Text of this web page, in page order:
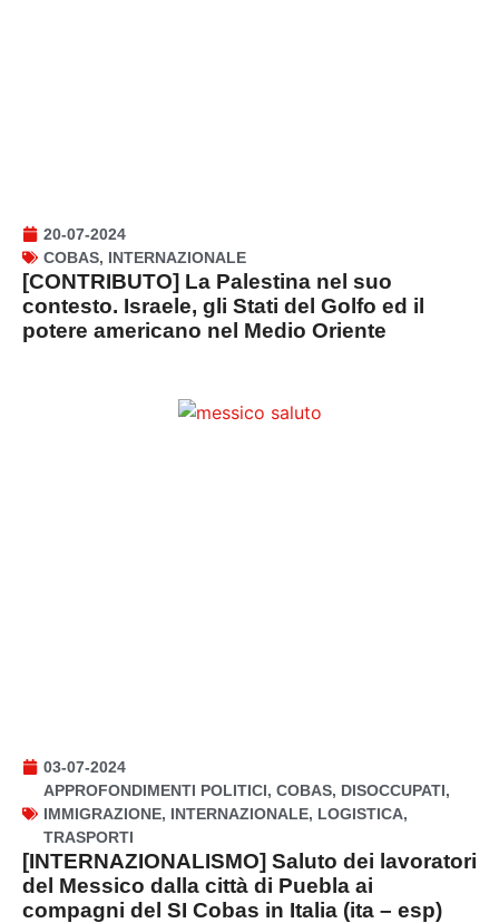
20-07-2024
COBAS, INTERNAZIONALE
[CONTRIBUTO] La Palestina nel suo
contesto. Israele, gli Stati del Golfo ed il
potere americano nel Medio Oriente
03-07-2024
APPROFONDIMENTI POLITICI, COBAS, DISOCCUPATI,
IMMIGRAZIONE, INTERNAZIONALE, LOGISTICA,
TRASPORTI
[INTERNAZIONALISMO] Saluto dei lavoratori
del Messico dalla città di Puebla ai
compagni del SI Cobas in Italia (ita – esp)